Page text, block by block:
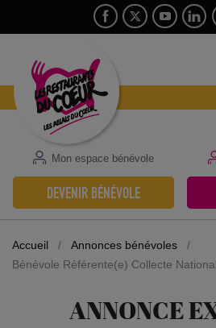
Mon espace bénévole
DEVENIR BÉNÉVOLE
Accueil / Annonces bénévoles
/
Bénévole Référente(e) Collecte
ANNONCE